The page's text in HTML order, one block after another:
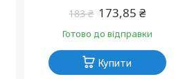
183 ₴ 173,85 ₴
Готово до відправки
Купити